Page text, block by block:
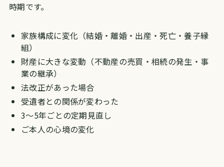
時期です。
家族構成に変化（結婚・離婚・出産・死亡・養子縁
組）
財産に大きな変動（不動産の売買・相続の発生・事
業の継承）
法改正があった場合
受遺者との関係が変わった
3〜5年ごとの定期見直し
ご本人の心境の変化